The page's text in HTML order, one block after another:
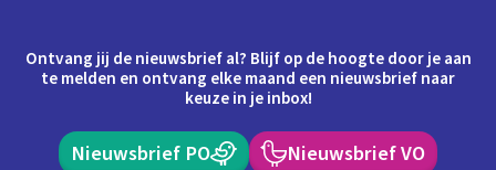
Ontvang jij de nieuwsbrief al? Blijf op de hoogte door je aan
te melden en ontvang elke maand een nieuwsbrief naar
keuze in je inbox!
Nieuwsbrief PO Nieuwsbrief VO